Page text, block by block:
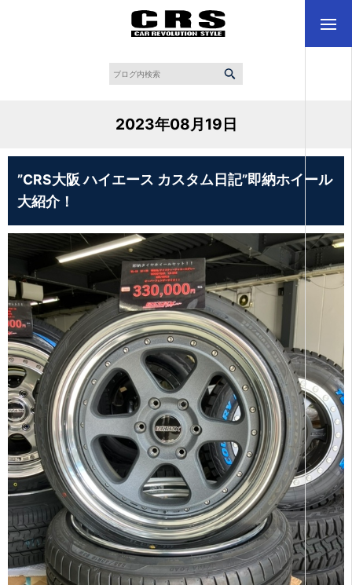
2023年08月19日
”CRS大阪 ハイエース カスタム日記”即納ホイール
大紹介！